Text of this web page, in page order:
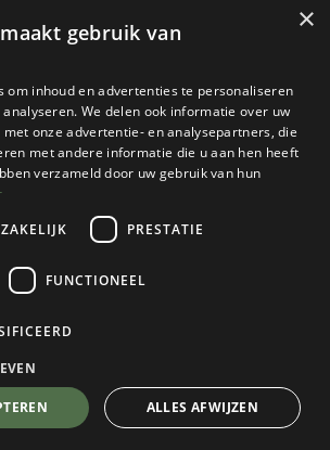
Dames
over dit product via WhatsApp
×
gebruik van
om inhoud en advertenties te personaliseren
We delen ook informatie over uw
onze advertentie- en analysepartners, die
met andere informatie die u aan hen heeft
verzameld door uw gebruik van hun
PRESTATIE
FUNCTIONEEL
ALLES AFWIJZEN